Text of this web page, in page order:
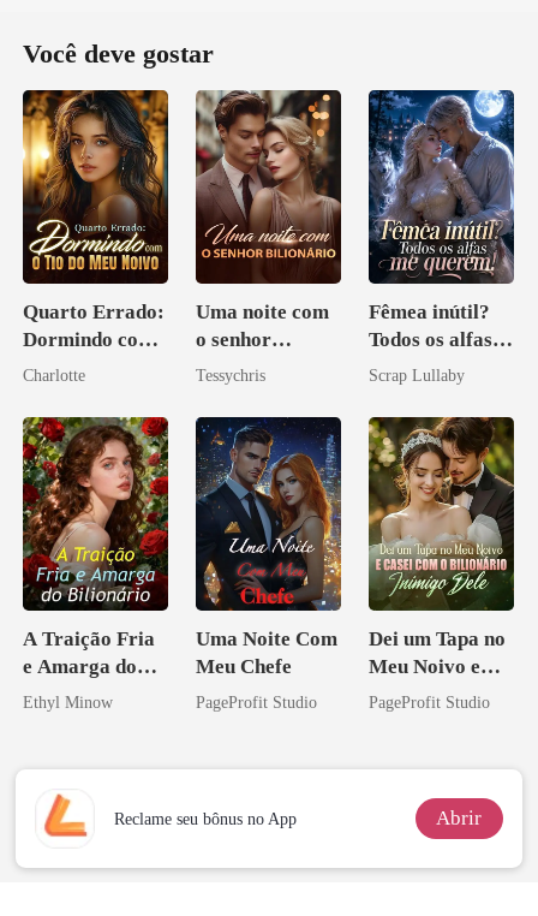
Você deve gostar
Quarto Errado:
Dormindo com
o Tio do Meu
Charlotte
Uma noite com
o senhor
Bilionário
Tessychris
Fêmea inútil?
Todos os alfas
me querem!
Scrap Lullaby
A Traição Fria
e Amarga do
Bilionário
Ethyl Minow
Uma Noite Com
Meu Chefe
PageProfit Studio
Dei um Tapa no
Meu Noivo e
Casei com o
PageProfit Studio
Reclame seu bônus no App Abrir